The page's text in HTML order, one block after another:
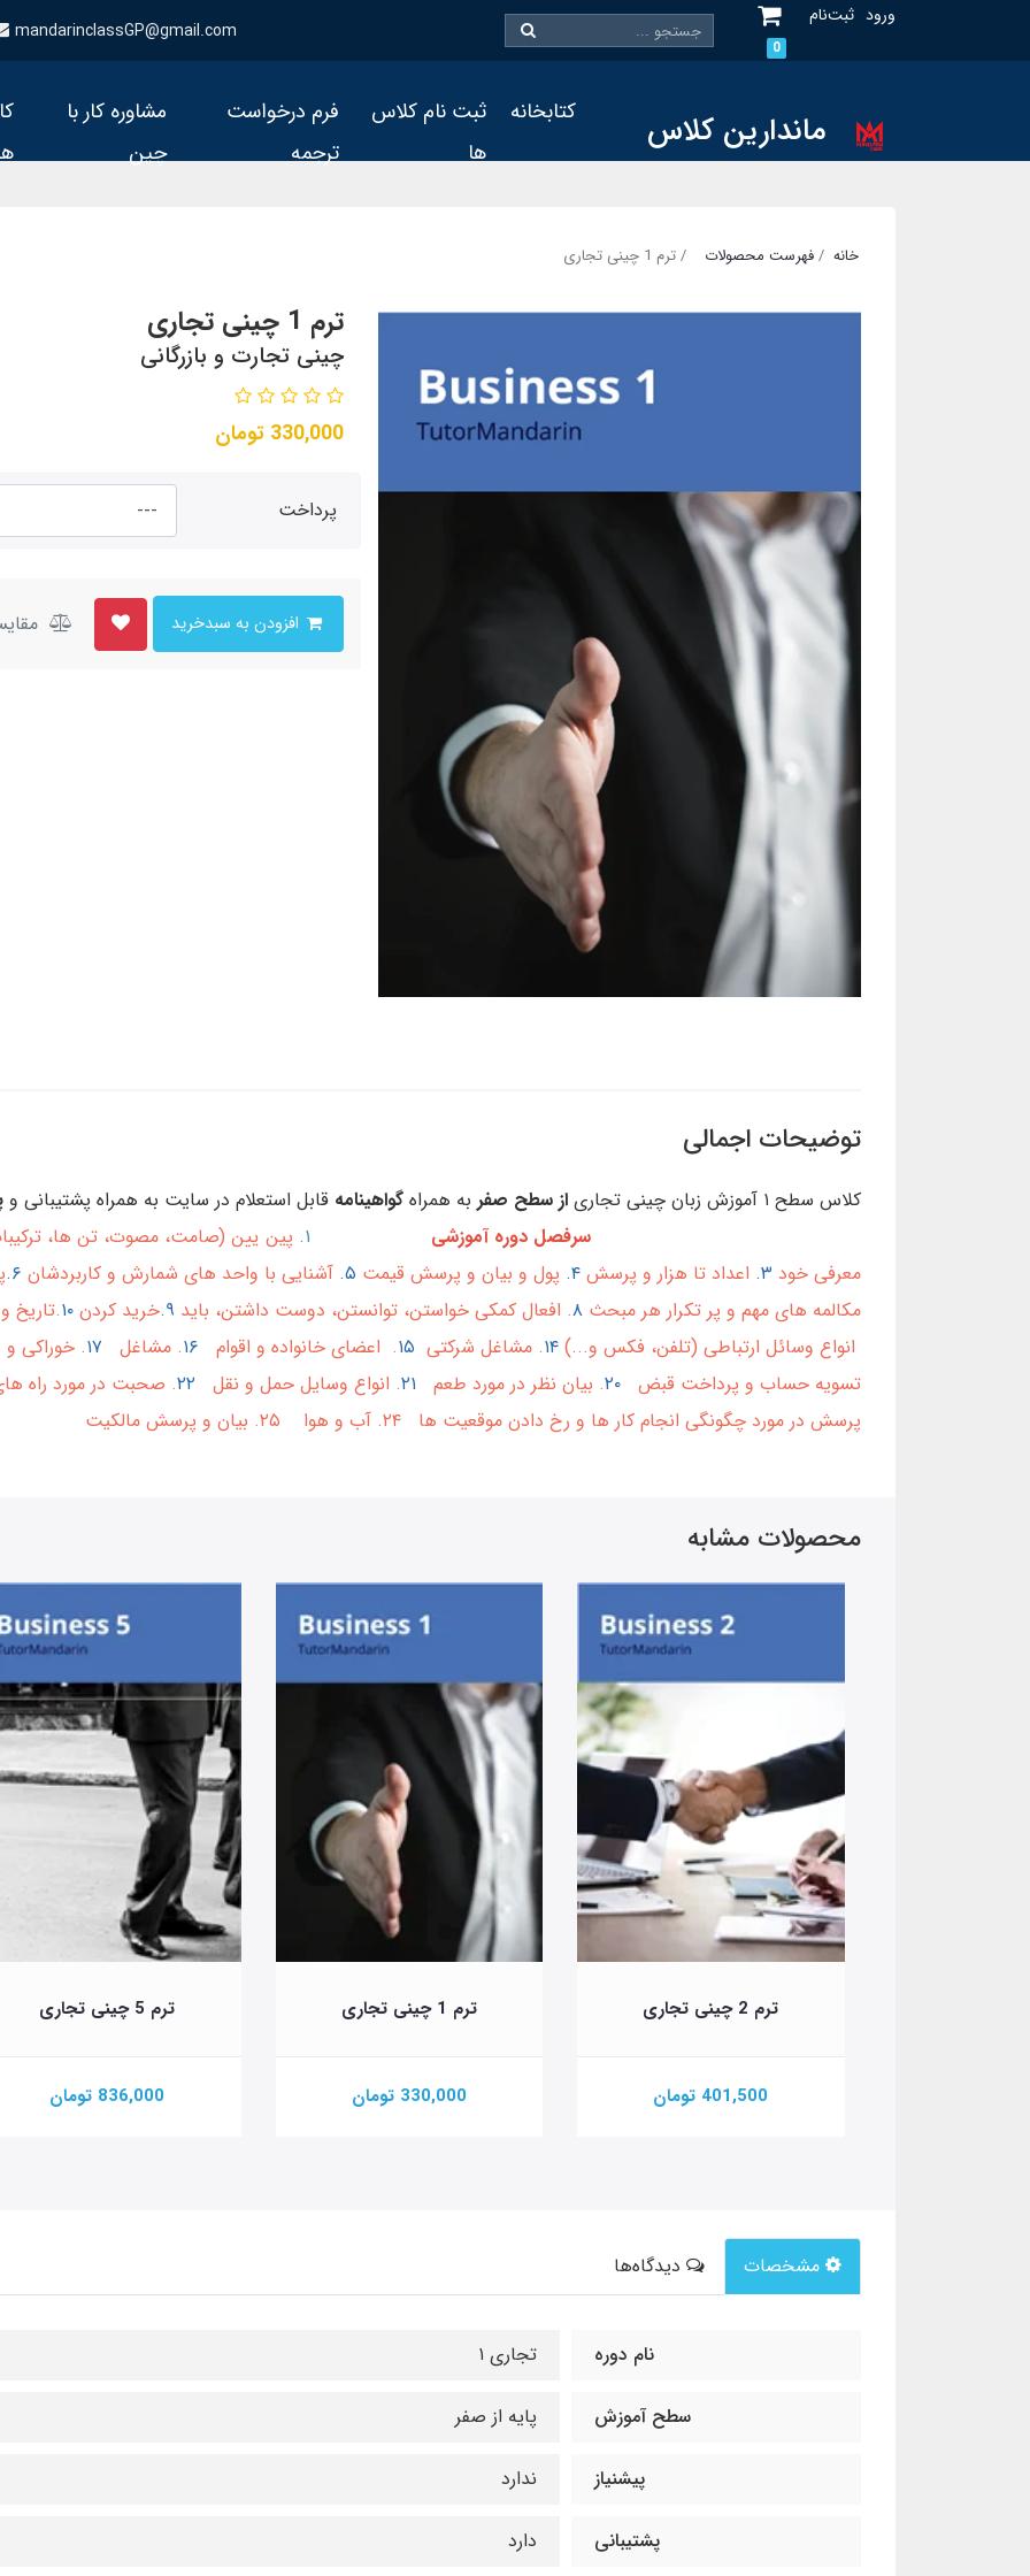
ورود ثبت‌نام
0
mandarinclassGP@gmail.com
ماندارین کلاس کتابخانه
ثبت نام کلاس
ها
فرم درخواست
ترجمه
مشاوره کار با
چین
خانه فهرست محصولات ترم 1 چینی تجاری
ترم 1 چینی تجاری
چینی تجارت و بازرگانی
330,000 تومان
پرداخت
توضیحات اجمالی
کلاس سطح ۱ آموزش زبان چینی تجاری از سطح صفر به همراه گواهینامه قابل استعلام در سایت به همراه پشتیبانی و
سرفصل دوره آموزشی
۱. پین یین (صامت، مصوت، تن ها،
معرفی خود ۳. اعداد تا هزار و پرسش ۴. پول و بیان و پرسش قیمت ۵. آشنایی با واحد های شمارش و کاربردشان ۶.
مکالمه های مهم و پر تکرار هر مبحث ۸. افعال کمکی خواستن، توانستن، دوست داشتن، باید ۹. خرید کردن ۱۰
انواع وسائل ارتباطی (تلفن، فکس و...) ۱۴. مشاغل شرکتی ۱۵. اعضای خانواده و اقوام ۱۶. مشاغل ۱۷. خوراکی
تسویه حساب و پرداخت قبض ۲۰. بیان نظر در مورد طعم ۲۱. انواع وسایل حمل و نقل ۲۲
پرسش در مورد چگونگی انجام کار ها و رخ دادن موقعیت ها ۲۴. آب و هوا ۲۵. بیان و پرسش مالکیت
محصولات مشابه
ترم 2 چینی تجاری
401,500 تومان
ترم 1 چینی تجاری
330,000 تومان
ترم 5 چینی تجاری
836,000 تومان
مشخصات دیدگاه‌ها
نام دوره تجاری ۱
سطح آموزش پایه از صفر
پیشنیاز ندارد
پشتیبانی دارد